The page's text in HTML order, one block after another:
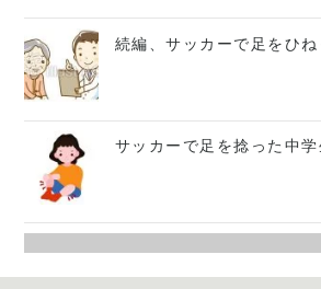
続編、サッカーで足をひね
サッカーで足を捻った中学